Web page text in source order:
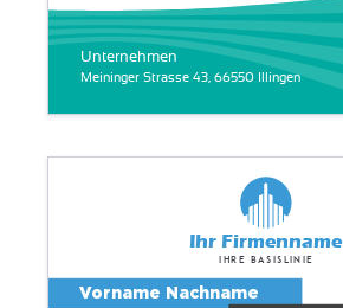
Meininger Strasse 43, 66550 Illingen
Unternehmen
Vorname Nachname
Ihr Firmenname
Ihre Basislinie